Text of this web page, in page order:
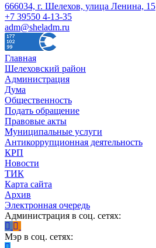
666034, г. Шелехов, улица Ленина, 15
+7 39550 4-13-35
adm@sheladm.ru
Главная
Шелеховский район
Администрация
Дума
Общественность
Подать обращение
Правовые акты
Муниципальные услуги
Антикоррупционная деятельность
КРП
Новости
ТИК
Карта сайта
Архив
Электронная очередь
Администрация в соц. сетях:
Мэр в соц. сетях: